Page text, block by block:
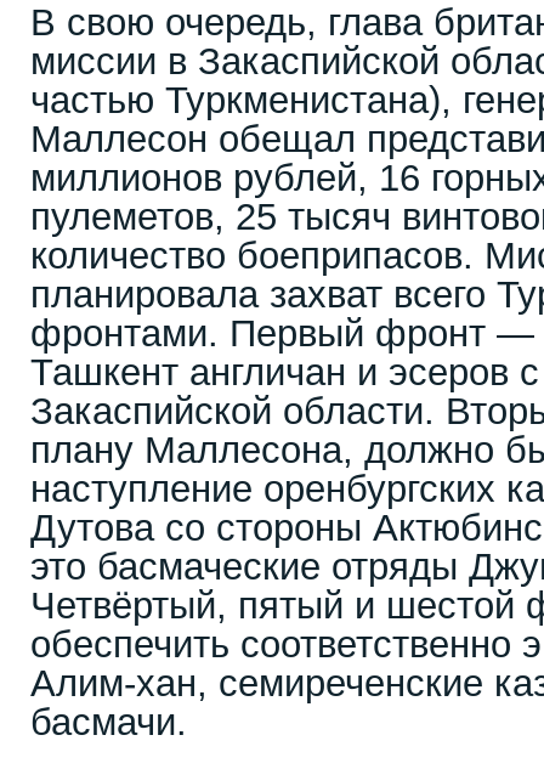
В свою очередь, глава
миссии в Закаспийской
частью Туркменистана),
Маллесон обещал
миллионов рублей, 16
пулеметов, 25 тысяч
количество боеприпасов.
планировала захват всего
фронтами. Первый фронт —
Ташкент англичан и эсеров
Закаспийской области.
плану Маллесона, должно
наступление оренбургских
Дутова со стороны
это басмаческие отряды
Четвёртый, пятый и
обеспечить
Алим-хан, семиреченские
басмачи.